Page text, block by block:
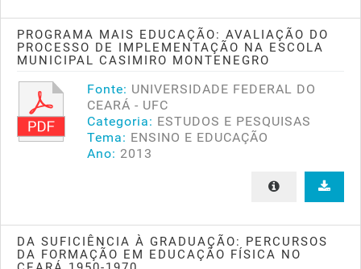
PROGRAMA MAIS EDUCAÇÃO: AVALIAÇÃO DO
PROCESSO DE IMPLEMENTAÇÃO NA ESCOLA
MUNICIPAL CASIMIRO MONTENEGRO
Fonte: UNIVERSIDADE FEDERAL DO
CEARÁ - UFC
Categoria: ESTUDOS E PESQUISAS
Tema: ENSINO E EDUCAÇÃO
Ano: 2013
DA SUFICIÊNCIA À GRADUAÇÃO: PERCURSOS
DA FORMAÇÃO EM EDUCAÇÃO FÍSICA NO